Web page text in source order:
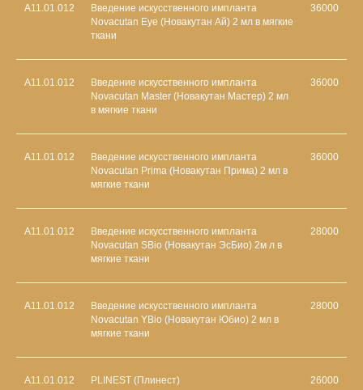
A11.01.012
Введение искусственного импланта
Novacutan Eye (Новакутан Ай) 2 мл в мягкие
ткани
36000
A11.01.012
Введение искусственного импланта
Novacutan Master (Новакутан Мастер) 2 мл
в мягкие ткани
36000
A11.01.012
Введение искусственного импланта
Novacutan Prima (Новакутан Прима) 2 мл в
мягкие ткани
36000
A11.01.012
Введение искусственного импланта
Novacutan SBio (Новакутан ЭсБио) 2м л в
мягкие ткани
28000
A11.01.012
Введение искусственного импланта
Novacutan YBio (Новакутан Юбио) 2 мл в
мягкие ткани
28000
A11.01.012 PLINEST (Плинест) 26000